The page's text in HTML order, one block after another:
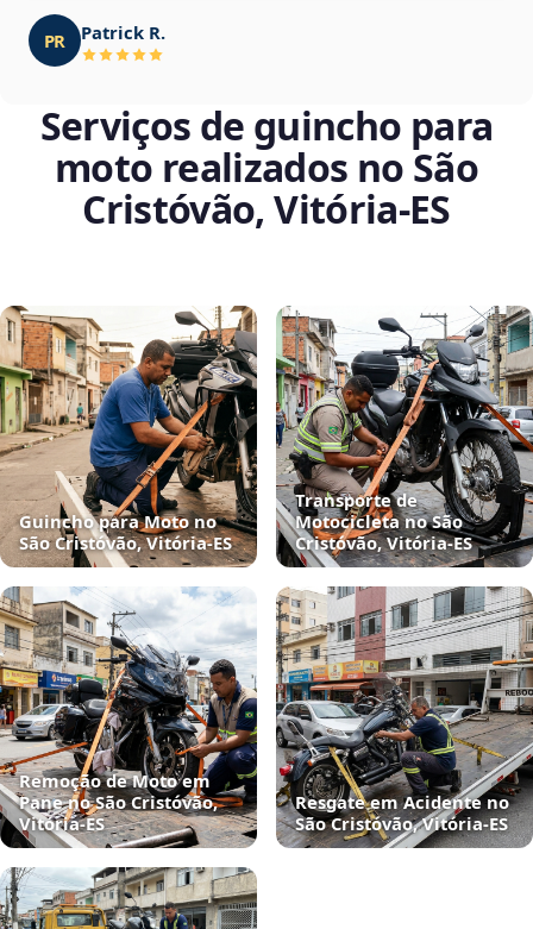
PR Patrick R.
Serviços de guincho para
moto realizados no São
Cristóvão, Vitória‑ES
Guincho para Moto no
São Cristóvão, Vitória‑ES
Transporte de
Motocicleta no São
Cristóvão, Vitória‑ES
Remoção de Moto em
Pane no São Cristóvão,
Vitória‑ES
Resgate em Acidente no
São Cristóvão, Vitória‑ES